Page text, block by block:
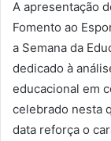
A apresentação
Fomento ao
a Semana da
dedicado à
educacional em
celebrado nesta
data reforça o